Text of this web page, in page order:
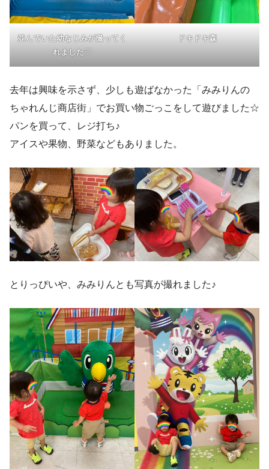
並んでいた幼なじみが撮ってく
れました♡
ドキドキ森
去年は興味を示さず、少しも遊ばなかった「みみりんの
ちゃれんじ商店街」でお買い物ごっこをして遊びました☆
パンを買って、レジ打ち♪
アイスや果物、野菜などもありました。
とりっぴいや、みみりんとも写真が撮れました♪